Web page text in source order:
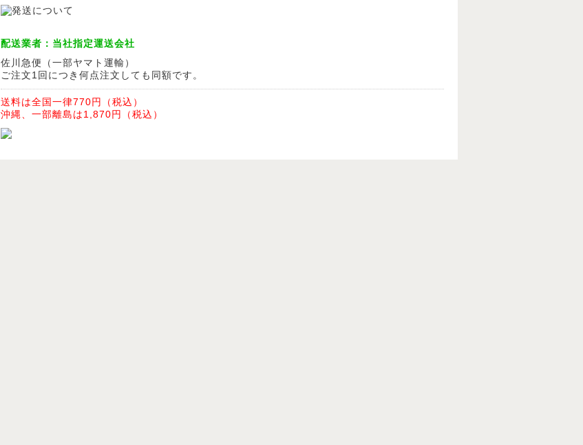
配送業者：当社指定運送会社
佐川急便（一部ヤマト運輸）
ご注文1回につき何点注文しても同額です。
送料は全国一律770円（税込）
沖縄、一部離島は1,870円（税込）